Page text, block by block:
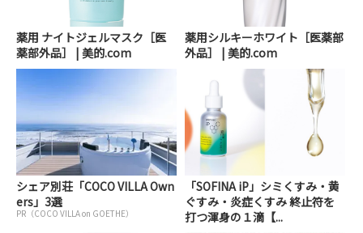
薬用 ナイトジェルマスク［医
薬部外品］ | 美的.com
薬用シルキーホワイト［医薬部
外品］ | 美的.com
シェア別荘「COCO VILLA Own
ers」3選
PR（COCO VILLA on GOETHE）
「SOFINA iP」シミくすみ・黄
ぐすみ・炎症くすみ 終止符を
打つ渾身の１滴【...